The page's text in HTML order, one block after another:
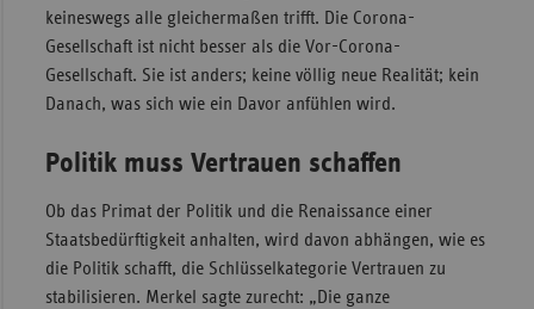
keineswegs alle gleichermaßen trifft. Die Corona-
Gesellschaft ist nicht besser als die Vor-Corona-
Gesellschaft. Sie ist anders; keine völlig neue Realität; kein
Danach, was sich wie ein Davor anfühlen wird.
Politik muss Vertrauen schaffen
Ob das Primat der Politik und die Renaissance einer
Staatsbedürftigkeit anhalten, wird davon abhängen, wie es
die Politik schafft, die Schlüsselkategorie Vertrauen zu
stabilisieren. Merkel sagte zurecht: „Die ganze